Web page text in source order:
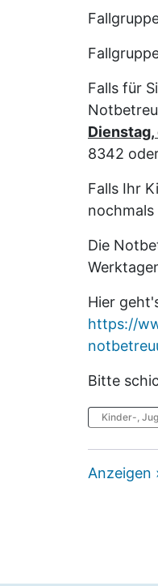
Falls für
Dienstag,
8342
Falls Ihr
nochmals
Die
Hier
https://
Bitte
Kinder-,
Anzeigen